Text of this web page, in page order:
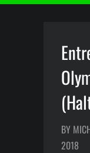
BY
2018